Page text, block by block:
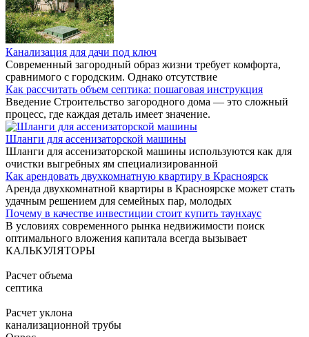
Канализация для дачи под ключ
Современный загородный образ жизни требует комфорта,
сравнимого с городским. Однако отсутствие
Как рассчитать объем септика: пошаговая инструкция
Введение Строительство загородного дома — это сложный
процесс, где каждая деталь имеет значение.
Шланги для ассенизаторской машины
Шланги для ассенизаторской машины используются как для
очистки выгребных ям специализированной
Как арендовать двухкомнатную квартиру в Красноярск
Аренда двухкомнатной квартиры в Красноярске может стать
удачным решением для семейных пар, молодых
Почему в качестве инвестиции стоит купить таунхаус
В условиях современного рынка недвижимости поиск
оптимального вложения капитала всегда вызывает
КАЛЬКУЛЯТОРЫ
Расчет объема
септика
Расчет уклона
канализационной трубы